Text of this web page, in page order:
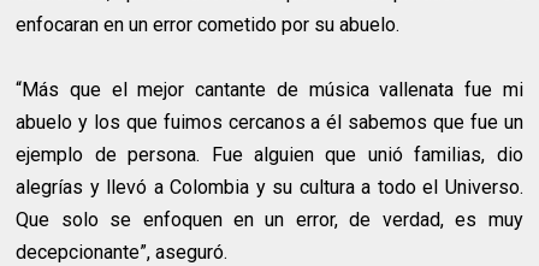
enfocaran en un error cometido por su abuelo.
“Más que el mejor cantante de música vallenata fue mi
abuelo y los que fuimos cercanos a él sabemos que fue un
ejemplo de persona. Fue alguien que unió familias, dio
alegrías y llevó a Colombia y su cultura a todo el Universo.
Que solo se enfoquen en un error, de verdad, es muy
decepcionante”, aseguró.